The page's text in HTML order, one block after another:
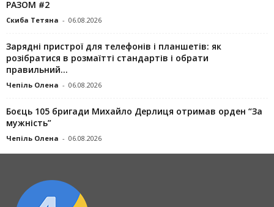
РАЗОМ #2
Скиба Тетяна - 06.08.2026
Зарядні пристрої для телефонів і планшетів: як
розібратися в розмаїтті стандартів і обрати
правильний...
Чепіль Олена - 06.08.2026
Боєць 105 бригади Михайло Дерлиця отримав орден “За
мужність”
Чепіль Олена - 06.08.2026